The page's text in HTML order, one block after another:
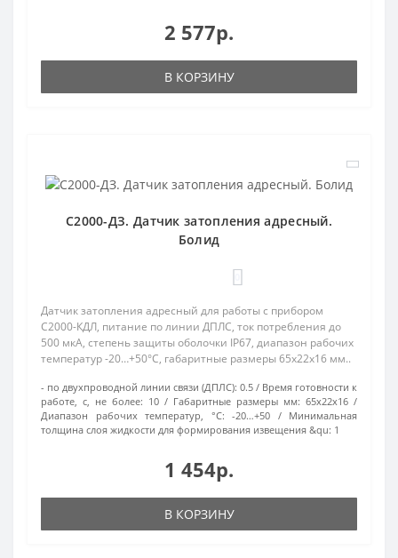
2 577р.
В КОРЗИНУ
С2000-ДЗ. Датчик затопления адресный.
Болид
Датчик затопления адресный для работы с прибором
С2000-КДЛ, питание по линии ДПЛС, ток потребления до
500 мкА, степень защиты оболочки IP67, диапазон рабочих
температур -20…+50°C, габаритные размеры 65х22х16 мм..
- по двухпроводной линии связи (ДПЛС): 0.5
Время готовности к
работе, с, не более: 10 Габаритные размеры мм: 65х22х16
Диапазон рабочих температур, °С: -20…+50
Минимальная
толщина слоя жидкости для формирования извещения &qu: 1
1 454р.
В КОРЗИНУ